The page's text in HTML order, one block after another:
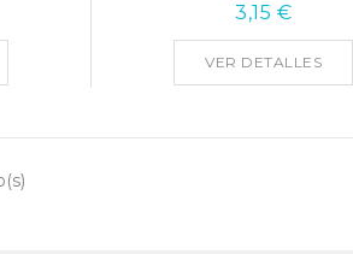
3,15 €
VER DETALLES